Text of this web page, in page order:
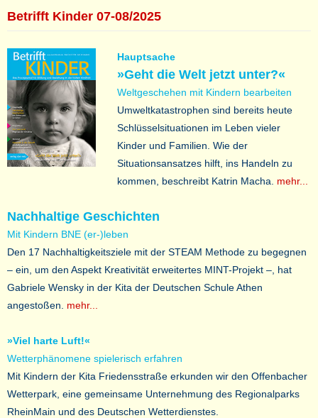
Betrifft Kinder 07-08/2025
Hauptsache
»Geht die Welt jetzt unter?«
Weltgeschehen mit Kindern bearbeiten
Umweltkatastrophen sind bereits heute
Schlüsselsituationen im Leben vieler
Kinder und Familien. Wie der
Situationsansatzes hilft, ins Handeln zu
kommen, beschreibt Katrin Macha. mehr...
Nachhaltige Geschichten
Mit Kindern BNE (er-)leben
Den 17 Nachhaltigkeitsziele mit der STEAM Methode zu begegnen
– ein, um den Aspekt Kreativität erweitertes MINT-Projekt –, hat
Gabriele Wensky in der Kita der Deutschen Schule Athen
angestoßen. mehr...
»Viel harte Luft!«
Wetterphänomene spielerisch erfahren
Mit Kindern der Kita Friedensstraße erkunden wir den Offenbacher
Wetterpark, eine gemeinsame Unternehmung des Regionalparks
RheinMain und des Deutschen Wetterdienstes.